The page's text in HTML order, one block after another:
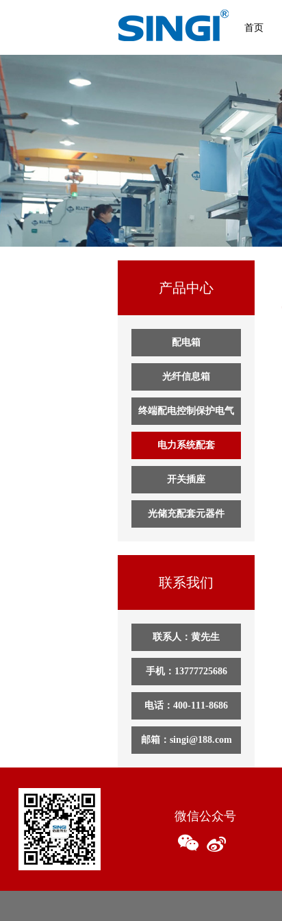
首页
产品中心
配电箱
光纤信息箱
终端配电控制保护电气
电力系统配套
开关插座
光储充配套元器件
联系我们
联系人：黄先生
手机：13777725686
电话：400-111-8686
邮箱：singi@188.com
微信公众号